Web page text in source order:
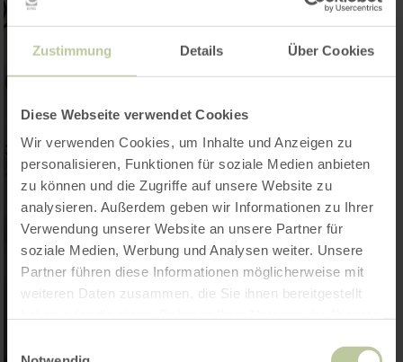
Zustimmung Details Über Cookies
Diese Webseite verwendet Cookies
Wir verwenden Cookies, um Inhalte und Anzeigen zu
personalisieren, Funktionen für soziale Medien anbieten
zu können und die Zugriffe auf unsere Website zu
analysieren. Außerdem geben wir Informationen zu Ihrer
Verwendung unserer Website an unsere Partner für
soziale Medien, Werbung und Analysen weiter. Unsere
Partner führen diese Informationen möglicherweise mit
weiteren Daten zusammen, die Sie ihnen bereitgestellt